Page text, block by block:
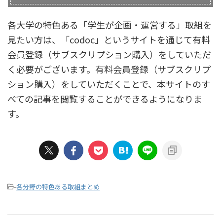
各大学の特色ある「学生が企画・運営する」取組を
見たい方は、「codoc」というサイトを通じて有料
会員登録（サブスクリプション購入）をしていただ
く必要がございます。有料会員登録（サブスクリプ
ション購入）をしていただくことで、本サイトのす
べての記事を閲覧することができるようになりま
す。
-各分野の特色ある取組まとめ